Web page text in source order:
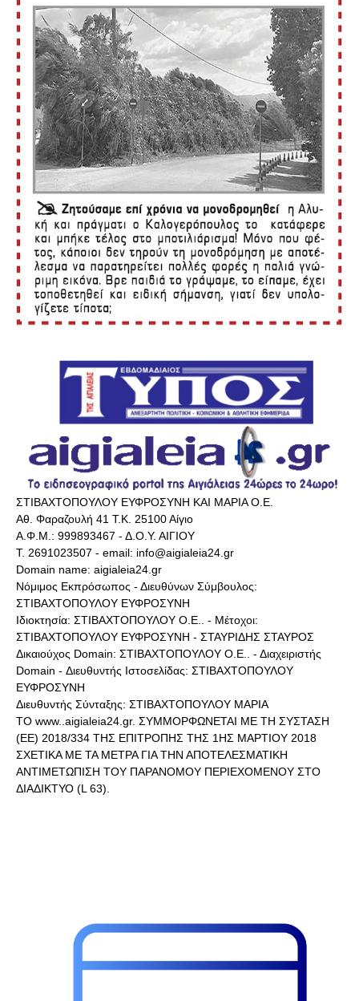
ΣΤΙΒΑΧΤΟΠΟΥΛΟΥ ΕΥΦΡΟΣΥΝΗ ΚΑΙ ΜΑΡΙΑ Ο.Ε.
Αθ. Φαραζουλή 41 Τ.Κ. 25100 Αίγιο
Α.Φ.Μ.: 999893467 - Δ.Ο.Υ. ΑΙΓΙΟΥ
Τ. 2691023507 - email: info@aigialeia24.gr
Domain name: aigialeia24.gr
Νόμιμος Εκπρόσωπος - Διευθύνων Σύμβουλος:
ΣΤΙΒΑΧΤΟΠΟΥΛΟΥ ΕΥΦΡΟΣΥΝΗ
Ιδιοκτησία: ΣΤΙΒΑΧΤΟΠΟΥΛΟΥ Ο.Ε.. - Μέτοχοι:
ΣΤΙΒΑΧΤΟΠΟΥΛΟΥ ΕΥΦΡΟΣΥΝΗ - ΣΤΑΥΡΙΔΗΣ ΣΤΑΥΡΟΣ
Δικαιούχος Domain: ΣΤΙΒΑΧΤΟΠΟΥΛΟΥ Ο.Ε.. - Διαχειριστής
Domain - Διευθυντής Ιστοσελίδας: ΣΤΙΒΑΧΤΟΠΟΥΛΟΥ
ΕΥΦΡΟΣΥΝΗ
Διευθυντής Σύνταξης: ΣΤΙΒΑΧΤΟΠΟΥΛΟΥ ΜΑΡΙΑ
ΤΟ www..aigialeia24.gr. ΣΥΜΜΟΡΦΩΝΕΤΑΙ ΜΕ ΤΗ ΣΥΣΤΑΣΗ
(ΕΕ) 2018/334 ΤΗΣ ΕΠΙΤΡΟΠΗΣ ΤΗΣ 1ΗΣ ΜΑΡΤΙΟΥ 2018
ΣΧΕΤΙΚΑ ΜΕ ΤΑ ΜΕΤΡΑ ΓΙΑ ΤΗΝ ΑΠΟΤΕΛΕΣΜΑΤΙΚΗ
ΑΝΤΙΜΕΤΩΠΙΣΗ ΤΟΥ ΠΑΡΑΝΟΜΟΥ ΠΕΡΙΕΧΟΜΕΝΟΥ ΣΤΟ
ΔΙΑΔΙΚΤΥΟ (L 63).